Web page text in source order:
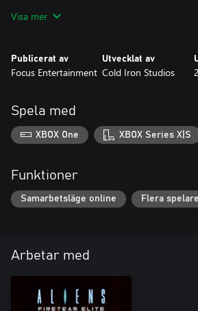
- Dubbel tummen upp-emote
- 3 slumpvisa utmaningskort, 3 slumpvisa
- Requisition Credits- och Rep Scrip-
Visa mer
Publicerat av
Focus Entertainment
Utvecklat av
Cold Iron Studios
Spela med
XBOX One XBOX Series X|S
Funktioner
Samarbetsläge online Flera
Arbetar med